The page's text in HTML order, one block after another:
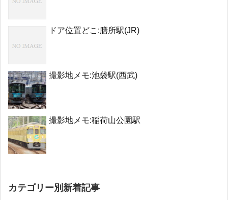
ドア位置どこ:膳所駅(JR)
撮影地メモ:池袋駅(西武)
撮影地メモ:稲荷山公園駅
カテゴリー別新着記事